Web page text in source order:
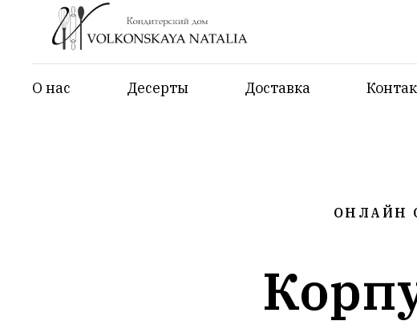
О нас Десерты Доставка
ОНЛАЙН